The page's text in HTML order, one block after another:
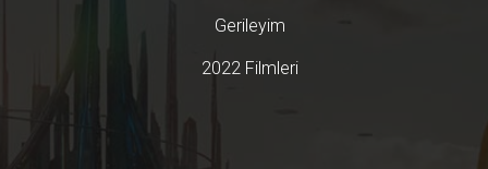
Gerileyim
2022 Filmleri